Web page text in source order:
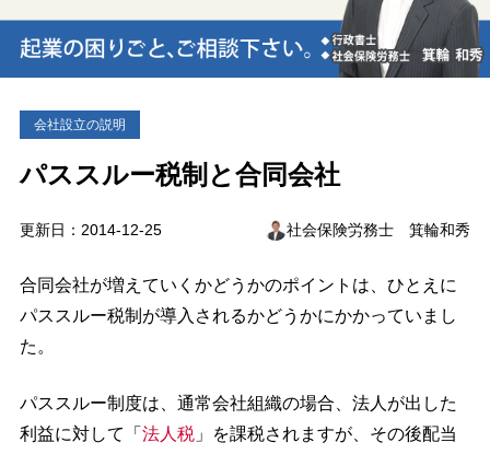
会社設立の説明
パススルー税制と合同会社
更新日：2014-12-25 社会保険労務士 箕輪和秀
合同会社が増えていくかどうかのポイントは、ひとえに
パススルー税制が導入されるかどうかにかかっていまし
た。
パススルー制度は、通常会社組織の場合、法人が出した
利益に対して「 法人税」を課税されますが、その後配当